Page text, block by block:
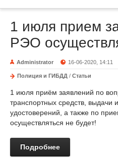
1 июля прием
РЭО
Administrator 16-06-2020, 14:11
Полиция и ГИБДД / Статьи
1 июля приём заявлений по
транспортных средств, выдачи
удостоверений, а также по
осуществляться не будет!
Подробнее